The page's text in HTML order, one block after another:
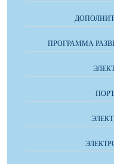
ПРОГРАММА